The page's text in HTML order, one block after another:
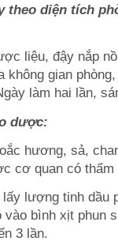
theo diện tích
liệu, đậy nắp
gian
làm hai lần,
dược:
hương, sả,
cơ quan có
lượng tinh dầu
bình xịt phun
3 lần.